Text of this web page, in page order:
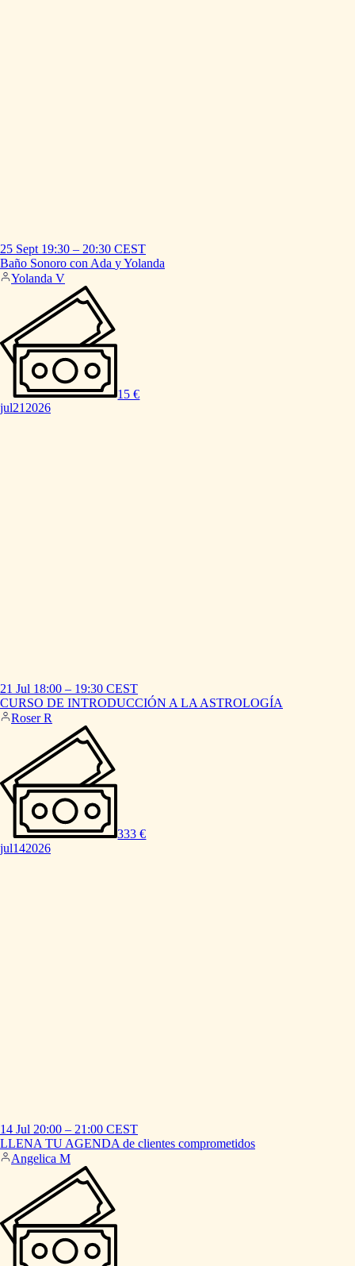
25 Sept 19:30 – 20:30 CEST
Baño Sonoro con Ada yYolanda
Yolanda V
15 €
jul212026
21 Jul 18:00 – 19:30 CEST
CURSO DE INTRODUCCIÓN A LAASTROLOGÍA
Roser R
333 €
jul142026
14 Jul 20:00 – 21:00 CEST
LLENA TU AGENDA de clientes comprometidos
Angelica M